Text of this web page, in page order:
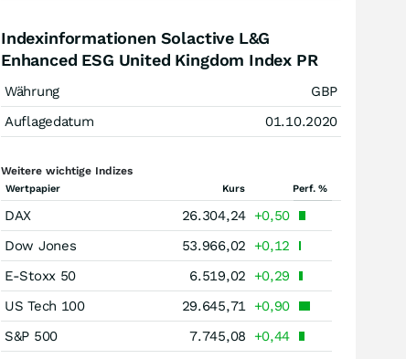
Indexinformationen Solactive L&G
Enhanced ESG United Kingdom Index PR
Währung
GBP
Auflagedatum
01.10.2020
Weitere wichtige Indizes
Wertpapier Kurs Perf. %
DAX 26.304,24 +0,50
Dow Jones
53.966,02
+0,12
E-Stoxx 50
6.519,02
+0,29
US Tech 100
29.645,71 +0,90
S&P 500
7.745,08
+0,44